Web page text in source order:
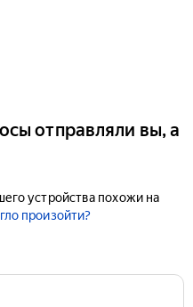
отправляли вы, а
устройства похожи на
произойти?